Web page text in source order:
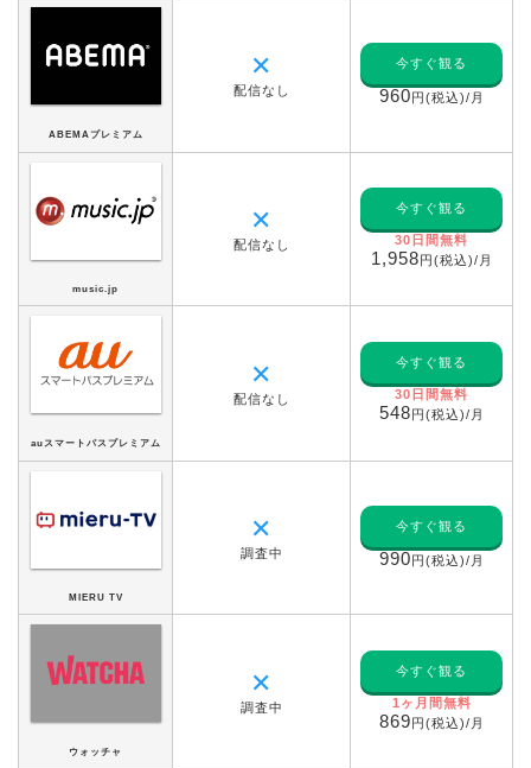
ABEMAプレミアム
✕
配信なし
今すぐ観る
960円(税込)/月
music.jp
✕
配信なし
今すぐ観る
30日間無料
1,958円(税込)/月
auスマートパスプレミアム
✕
配信なし
今すぐ観る
30日間無料
548円(税込)/月
MIERU TV
✕
調査中
今すぐ観る
990円(税込)/月
ウォッチャ
✕
調査中
今すぐ観る
1ヶ月間無料
869円(税込)/月